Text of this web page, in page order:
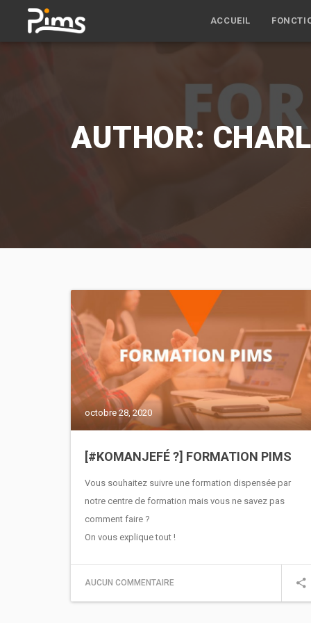
AUTHOR:
ACCUEIL
octobre 28, 2020
[#KOMANJEFÉ ?] FORMATION PIMS
Vous souhaitez suivre une formation dispensée par
notre centre de formation mais vous ne savez pas
comment faire ?
On vous explique tout !
AUCUN COMMENTAIRE